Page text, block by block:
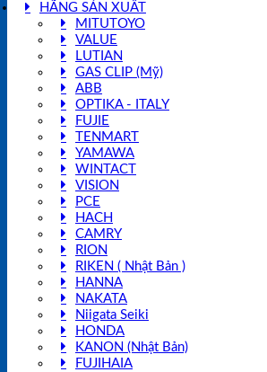
HÃNG SẢN XUẤT
MITUTOYO
VALUE
LUTIAN
GAS CLIP (Mỹ)
ABB
OPTIKA - ITALY
FUJIE
TENMART
YAMAWA
WINTACT
VISION
PCE
HACH
CAMRY
RION
RIKEN ( Nhật Bản )
HANNA
NAKATA
Niigata Seiki
HONDA
KANON (Nhật Bản)
FUJIHAIA